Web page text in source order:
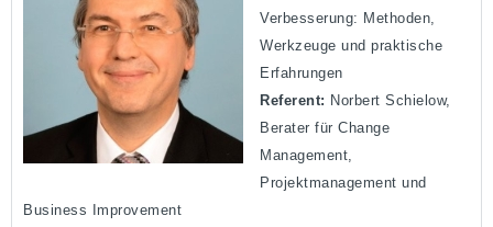
Verbesserung: Methoden,
Werkzeuge und praktische
Erfahrungen
Referent: Norbert Schielow,
Berater für Change
Management,
Projektmanagement und
Business Improvement